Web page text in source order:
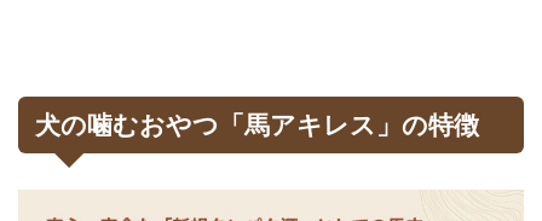
犬の噛むおやつ「馬アキレス」の特徴